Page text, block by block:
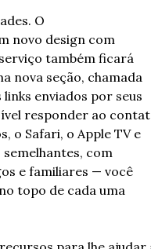
O
novo design com
também ficará
nova seção, chamada
enviados por seus
responder ao
o Safari, o Apple TV e
com
e familiares — você
topo de cada uma